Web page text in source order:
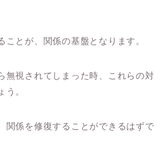
ことが、関係の基盤となります。
無視されてしまった時、これらの対
う。
関係を修復することができるはずで